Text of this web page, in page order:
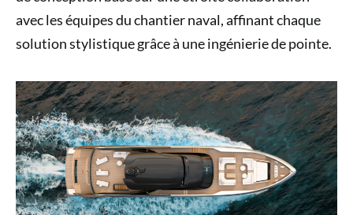
avec les équipes du chantier naval, affinant chaque
solution stylistique grâce à une ingénierie de pointe.